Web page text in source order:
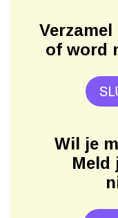
of word
Wil je
Meld